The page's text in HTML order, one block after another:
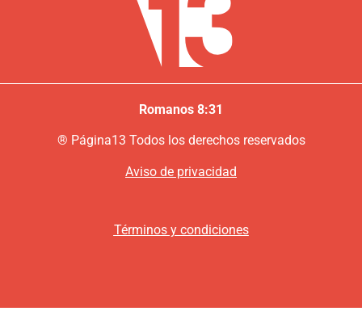
Romanos 8:31
® Página13 Todos los derechos reservados
Aviso de privacidad
Términos y condiciones